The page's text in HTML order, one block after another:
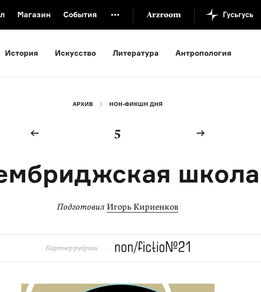
Магазин События
культуры
Русский язык от «гой еси» до «лол кек»
Что такое
История Искусство Литература Антропология
АРХИВ НОН-ФИКШН ДНЯ
5
школа
Подготовил Игорь Кириенков
Партнер рубрики